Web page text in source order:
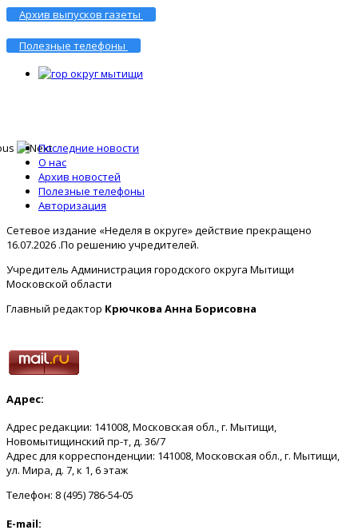
Архив выпусков газеты
Полезные телефоны
Последние новости
О нас
Архив новостей
Полезные телефоны
Авторизация
Сетевое издание «Неделя в округе» действие прекращено
16.07.2026 .По решению учредителей.
Учредитель Администрация городского округа Мытищи
Московской области
Главный редактор Крючкова Анна Борисовна
Адрес:
Адрес редакции: 141008, Московская обл., г. Мытищи,
Новомытищинский пр-т, д. 36/7
Адрес для корреспонденции: 141008, Московская обл., г. Мытищи,
ул. Мира, д. 7, к 1, 6 этаж
Телефон: 8 (495) 786-54-05
E-mail: